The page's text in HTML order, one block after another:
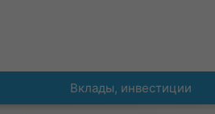
Вклады, инвестиции